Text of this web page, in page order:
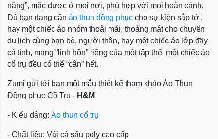
năng”, mặc được ở mọi nơi, phù hợp với mọi hoàn cảnh.
Dù bạn đang cần áo thun đồng phục cho sự kiện sắp tới,
hay một chiếc áo nhóm thoải mái, thoáng mát cho chuyến
du lịch cùng bạn bè, người thân, hay một chiếc áo lớp đầy
cá tính, mang “linh hồn” riêng của một tập thể, một chiếc áo
cổ trụ đều có thể “cân” hết.
Zumi gửi tới bạn một mẫu thiết kế tham khảo Áo Thun
Đồng phục Cổ Trụ - H&M
- Kiểu dáng: Áo thun cổ trụ
- Chất liệu: Vải cá sấu poly cao cấp